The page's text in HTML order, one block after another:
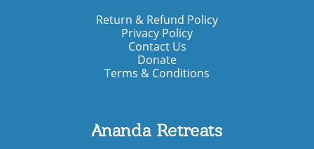
Return & Refund Policy
Privacy Policy
Contact Us
Donate
Terms & Conditions
Ananda Retreats